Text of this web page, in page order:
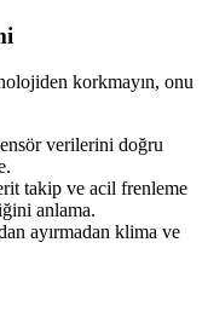
korkmayın, onu
verilerini doğru
takip ve acil frenleme
anlama.
ayırmadan klima ve